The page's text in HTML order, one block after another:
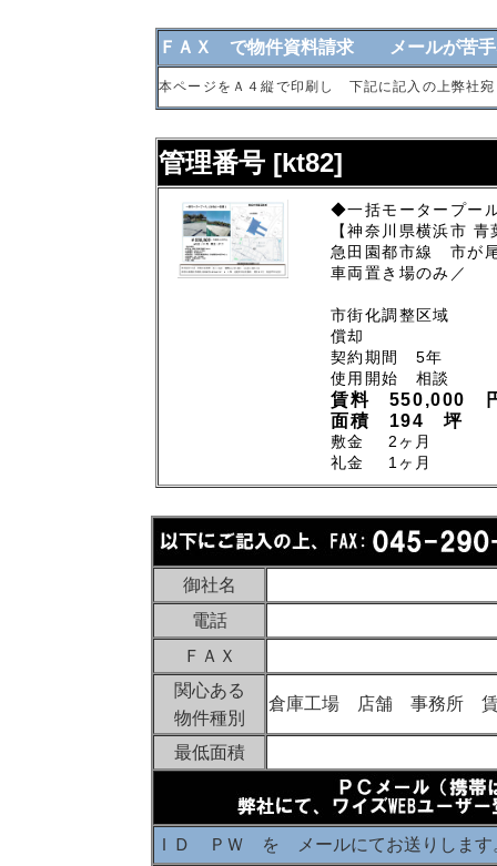
ＦＡＸ で物件資料請求 メールが苦手
本ページをＡ４縦で印刷し 下記に記入の上弊
管理番号 [kt82]
◆一括モータープー
【神奈川県横浜市
急田園都市線 市が
車両置き場のみ／
市街化調整区域
償却
契約期間 5年
使用開始 相談
賃料 550,000
面積 194 坪
敷金 2ヶ月
礼金 1ヶ月
御社名
電話
ＦＡＸ
関心ある
物件種別
倉庫工場 店舗 事務所
最低面積
ＩＤ ＰＷ を メールにてお送りします